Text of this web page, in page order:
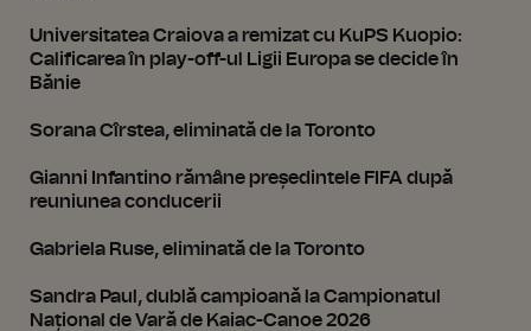
Universitatea Craiova a remizat cu KuPS Kuopio:
Calificarea în play-off-ul Ligii Europa se decide în
Bănie
Sorana Cîrstea, eliminată de la Toronto
Gianni Infantino rămâne președintele FIFA după
reuniunea conducerii
Gabriela Ruse, eliminată de la Toronto
Sandra Paul, dublă campioană la Campionatul
Național de Vară de Kaiac-Canoe 2026